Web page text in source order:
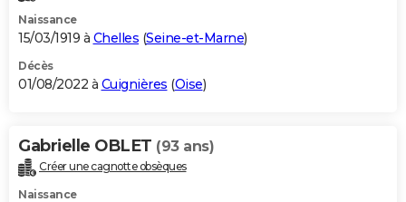
Naissance
15/03/1919 à Chelles (Seine-et-Marne)
Décès
01/08/2022 à Cuignières (Oise)
Gabrielle OBLET (93 ans)
Créer une cagnotte obsèques
Naissance